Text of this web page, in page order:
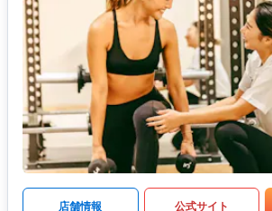
店舗情報 公式サイト